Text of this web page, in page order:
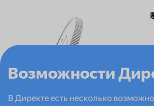
Возможности
В Директе есть несколько